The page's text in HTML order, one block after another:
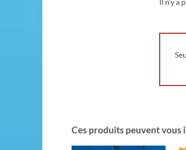
Ces produits peuvent vous